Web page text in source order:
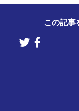
この記